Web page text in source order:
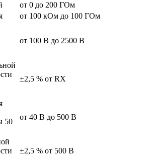
от 0 до 200 ГОм
от 100 кОм до 100 ГОм
от 100 В до 2500 В
±2,5 % от RX
50
от 40 В до 500 В
±2,5 % от 500 В